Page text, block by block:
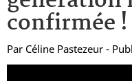
confirmée !
Par Céline Pastezeur -